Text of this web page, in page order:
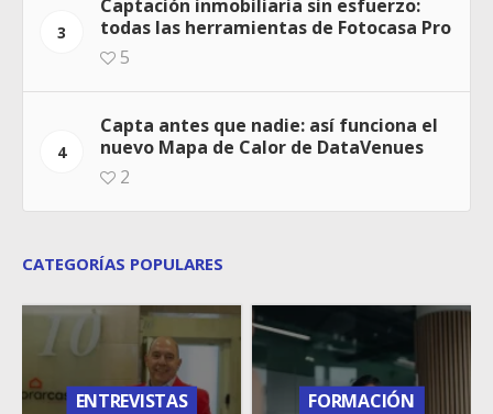
3
Captación inmobiliaria sin esfuerzo:
todas las herramientas de Fotocasa Pro
5
4
Capta antes que nadie: así funciona el
nuevo Mapa de Calor de DataVenues
2
CATEGORÍAS POPULARES
ENTREVISTAS FORMACIÓN